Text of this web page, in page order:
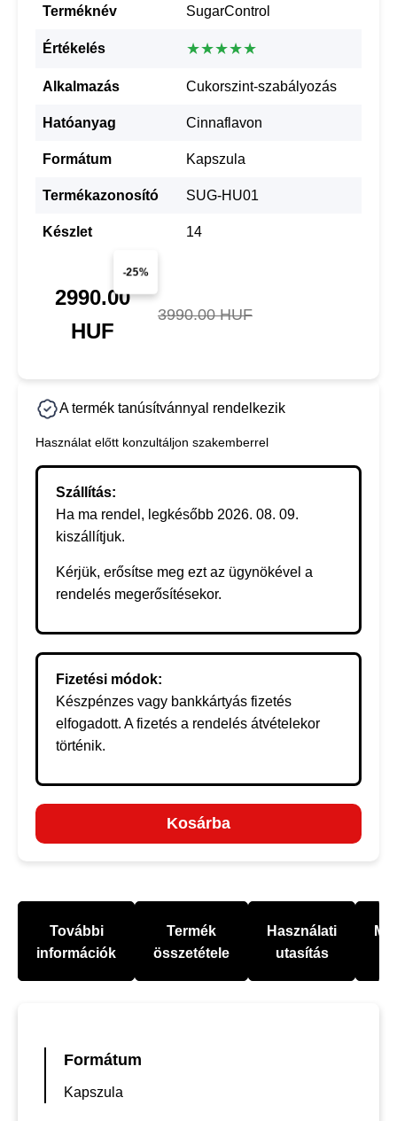
Terméknév SugarControl
Értékelés ★★★★★
Alkalmazás Cukorszint-szabályozás
Hatóanyag Cinnaflavon
Formátum Kapszula
Termékazonosító SUG-HU01
Készlet 14
-25%
2990.00
HUF
3990.00 HUF
A termék tanúsítvánnyal rendelkezik
Használat előtt konzultáljon szakemberrel
Szállítás:
Ha ma rendel, legkésőbb 2026. 08. 09.
kiszállítjuk.
Kérjük, erősítse meg ezt az ügynökével a
rendelés megerősítésekor.
Fizetési módok:
Készpénzes vagy bankkártyás fizetés
elfogadott. A fizetés a rendelés átvételekor
történik.
Kosárba
További
információk
Termék
összetétele
Használati
utasítás
Formátum
Kapszula